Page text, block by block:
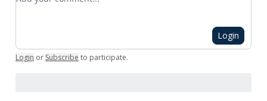
Login
Login or Subscribe to participate.